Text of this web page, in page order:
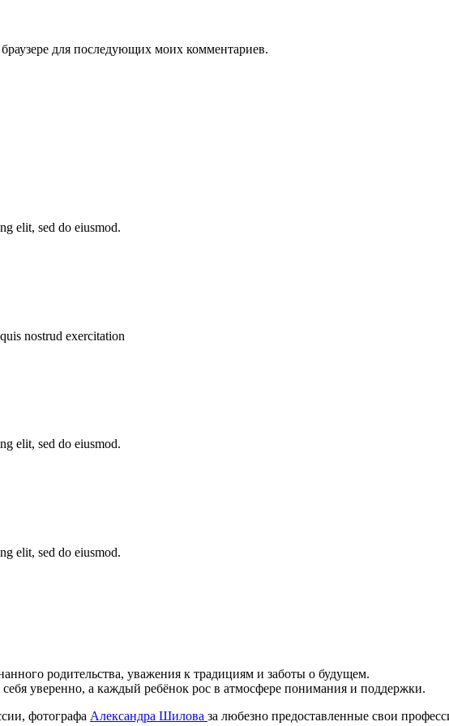
для последующих моих комментариев.
elit, sed do eiusmod.
nostrud exercitation
elit, sed do eiusmod.
elit, sed do eiusmod.
родительства, уважения к традициям и заботы о будущем.
уверенно, а каждый ребёнок рос в атмосфере понимания и поддержки.
фотографа Александра Шилова за любезно предоставленные свои